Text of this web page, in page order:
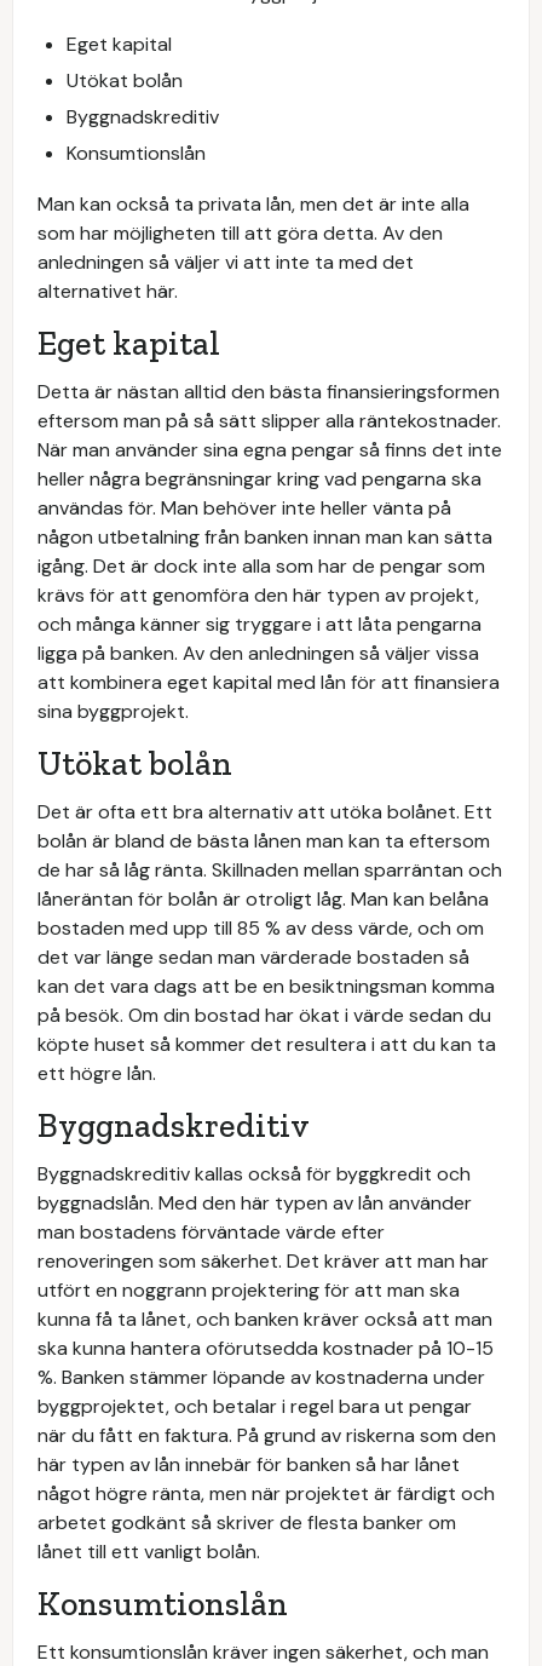
Eget kapital
Utökat bolån
Byggnadskreditiv
Konsumtionslån
Man kan också ta privata lån, men det är inte alla
som har möjligheten till att göra detta. Av den
anledningen så väljer vi att inte ta med det
alternativet här.
Eget kapital
Detta är nästan alltid den bästa finansieringsformen
eftersom man på så sätt slipper alla räntekostnader.
När man använder sina egna pengar så finns det inte
heller några begränsningar kring vad pengarna ska
användas för. Man behöver inte heller vänta på
någon utbetalning från banken innan man kan sätta
igång. Det är dock inte alla som har de pengar som
krävs för att genomföra den här typen av projekt,
och många känner sig tryggare i att låta pengarna
ligga på banken. Av den anledningen så väljer vissa
att kombinera eget kapital med lån för att finansiera
sina byggprojekt.
Utökat bolån
Det är ofta ett bra alternativ att utöka bolånet. Ett
bolån är bland de bästa lånen man kan ta eftersom
de har så låg ränta. Skillnaden mellan sparräntan och
låneräntan för bolån är otroligt låg. Man kan belåna
bostaden med upp till 85 % av dess värde, och om
det var länge sedan man värderade bostaden så
kan det vara dags att be en besiktningsman komma
på besök. Om din bostad har ökat i värde sedan du
köpte huset så kommer det resultera i att du kan ta
ett högre lån.
Byggnadskreditiv
Byggnadskreditiv kallas också för byggkredit och
byggnadslån. Med den här typen av lån använder
man bostadens förväntade värde efter
renoveringen som säkerhet. Det kräver att man har
utfört en noggrann projektering för att man ska
kunna få ta lånet, och banken kräver också att man
ska kunna hantera oförutsedda kostnader på 10-15
%. Banken stämmer löpande av kostnaderna under
byggprojektet, och betalar i regel bara ut pengar
när du fått en faktura. På grund av riskerna som den
här typen av lån innebär för banken så har lånet
något högre ränta, men när projektet är färdigt och
arbetet godkänt så skriver de flesta banker om
lånet till ett vanligt bolån.
Konsumtionslån
Ett konsumtionslån kräver ingen säkerhet, och man